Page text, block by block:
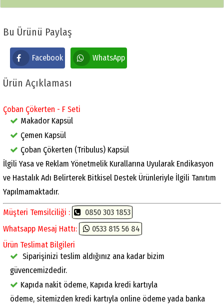
Bu Ürünü Paylaş
Facebook WhatsApp
Ürün Açıklaması
Çoban Çökerten - F Seti
Makador Kapsül
Çemen Kapsül
Çoban Çökerten (Tribulus) Kapsül
İlgili Yasa ve Reklam Yönetmelik Kurallarına Uyularak Endikasyon
ve Hastalık Adı Belirterek Bitkisel Destek Ürünleriyle İlgili Tanıtım
Yapılmamaktadır.
Müşteri Temsilciliği :
0850 303 1853
Whatsapp Mesaj Hattı:
0533 815 56 84
Ürün Teslimat Bilgileri
Siparişinizi teslim aldığınız ana kadar bizim
güvencemizdedir.
Kapıda nakit ödeme, Kapıda kredi kartıyla
ödeme, sitemizden kredi kartıyla online ödeme yada banka